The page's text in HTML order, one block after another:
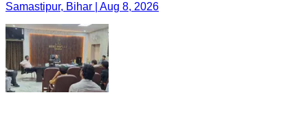
Samastipur, Bihar | Aug 8, 2026